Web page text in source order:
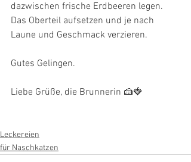
dazwischen frische Erdbeeren legen.
Das Oberteil aufsetzen und je nach
Laune und Geschmack verzieren.
Gutes Gelingen.
Liebe Grüße, die Brunnerin 🍰🍓
Leckereien
für Naschkatzen